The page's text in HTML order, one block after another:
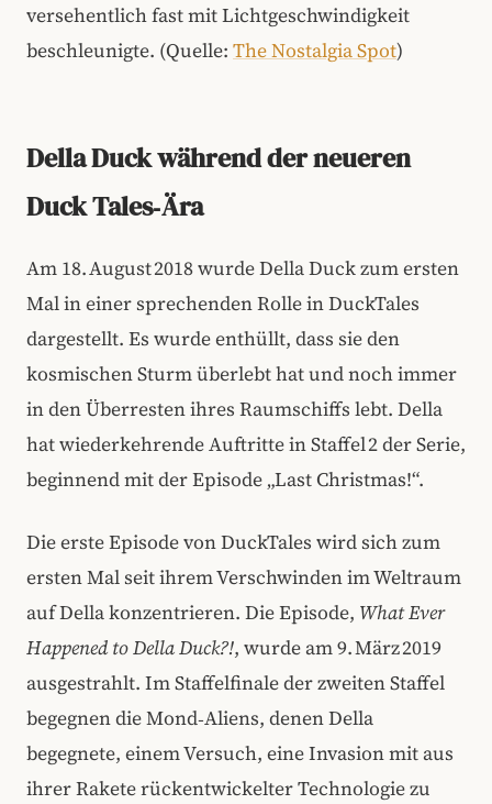
versehentlich fast mit Lichtgeschwindigkeit
beschleunigte. (Quelle: The Nostalgia Spot)
Della Duck während der neueren
Duck Tales‑Ära
Am 18. August 2018 wurde Della Duck zum ersten
Mal in einer sprechenden Rolle in DuckTales
dargestellt. Es wurde enthüllt, dass sie den
kosmischen Sturm überlebt hat und noch immer
in den Überresten ihres Raumschiffs lebt. Della
hat wiederkehrende Auftritte in Staffel 2 der Serie,
beginnend mit der Episode „Last Christmas!“.
Die erste Episode von DuckTales wird sich zum
ersten Mal seit ihrem Verschwinden im Weltraum
auf Della konzentrieren. Die Episode, What Ever
Happened to Della Duck?!, wurde am 9. März 2019
ausgestrahlt. Im Staffelfinale der zweiten Staffel
begegnen die Mond‑Aliens, denen Della
begegnete, einem Versuch, eine Invasion mit aus
ihrer Rakete rückentwickelter Technologie zu